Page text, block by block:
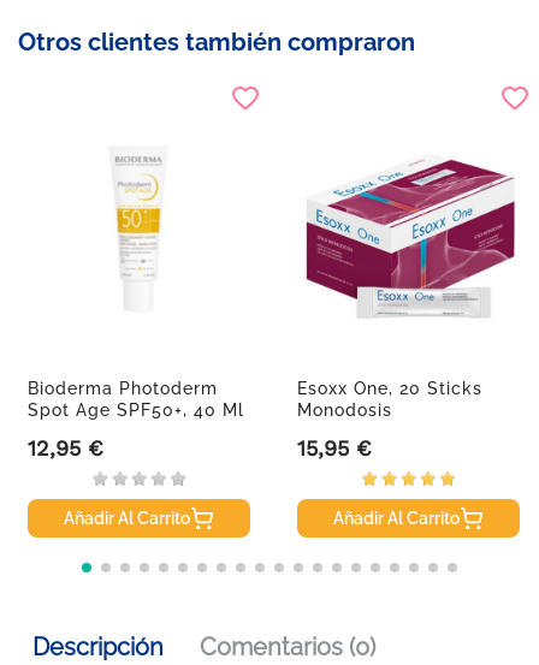
Otros clientes también compraron
Bioderma Photoderm
Spot Age SPF50+, 40 Ml
Precio
12,95 €
Añadir Al Carrito
Esoxx One, 20 Sticks
Monodosis
Precio
15,95 €
Añadir Al Carrito
Descripción Comentarios (0)